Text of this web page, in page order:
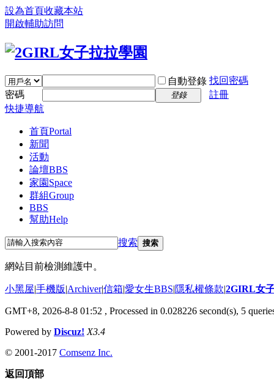
設為首頁收藏本站
開啟輔助訪問
自動登錄 找回密碼
密碼
登錄
註冊
快捷導航
首頁Portal
新聞
活動
論壇BBS
家園 Space
群組Group
BBS
幫助Help
搜索 搜索
網站目前檢測維護中。
小黑屋|手機版|Archiver|信箱|愛女生BBS|隱私權條款|2GIRL女
GMT+8, 2026-8-8 01:52 , Processed in 0.028226 second(s), 5
Powered by Discuz! X3.4
© 2001-2017 Comsenz Inc.
返回頂部